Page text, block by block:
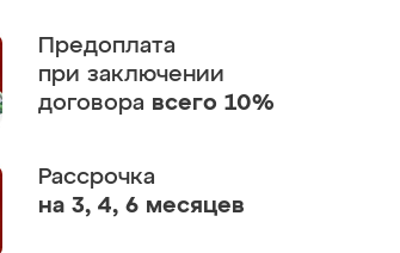
Предоплата
при заключении
договора всего 10%
Рассрочка
на 3, 4, 6 месяцев